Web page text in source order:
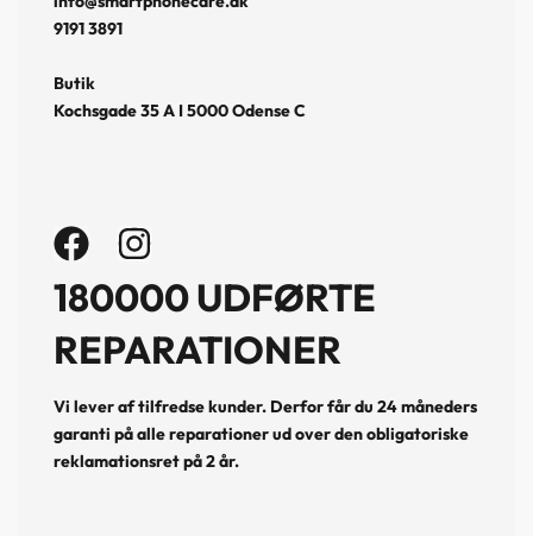
9191 3891
Butik
Kochsgade 35 A I 5000 Odense C
180000 UDFØRTE
REPARATIONER
Vi lever af tilfredse kunder. Derfor får du 24 måneders
garanti på alle reparationer ud over den obligatoriske
reklamationsret på 2 år.